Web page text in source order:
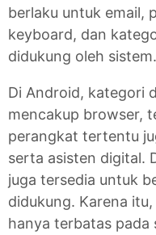
berlaku untuk email,
keyboard, dan
didukung oleh sistem.
Di Android, kategori
mencakup browser,
perangkat tertentu
serta asisten digital.
juga tersedia untuk
didukung. Karena
hanya terbatas pada